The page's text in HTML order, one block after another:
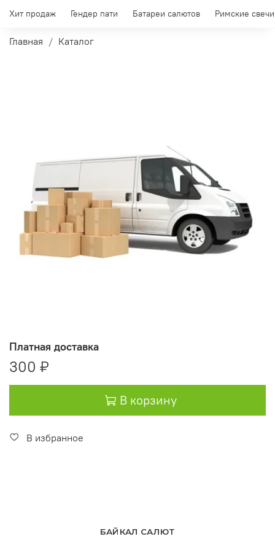
Хит продаж Гендер пати Батареи салютов Римские свечи
Главная Каталог
Платная доставка
300 ₽
В корзину
В избранное
БАЙКАЛ САЛЮТ